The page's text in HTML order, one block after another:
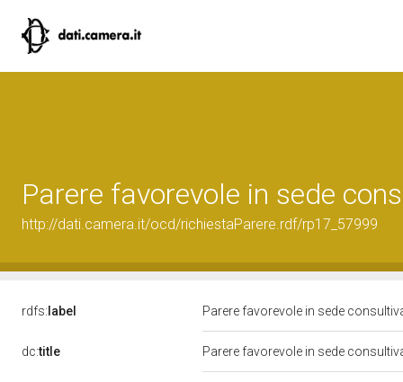
Parere favorevole in sede
http://dati.camera.it/ocd/richiestaParere.rdf/rp17_57999
rdfs: label Parere favorevole in sede
dc:title Parere favorevole in sede